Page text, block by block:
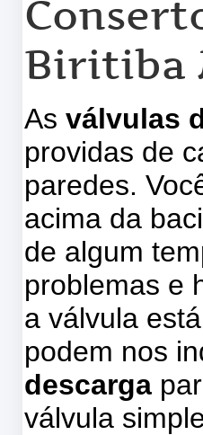
Biritiba
Asválvulas
providas de
paredes.
acima da
de algum
problemas e
a válvula
podem nos
descarga
válvula